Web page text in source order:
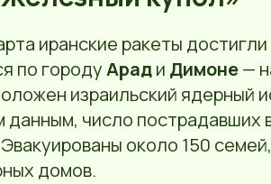
иранские ракеты
по городуАради Димоне—
израильский ядерный
данным, число пострадавших
Эвакуированы около 150
домов.